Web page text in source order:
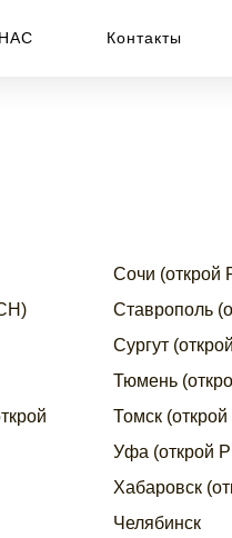
Контакты
Хабаровск
Челябинск
Томск
Ставрополь
Сочи (открой
Уфа (открой
Тюмень
Сургут